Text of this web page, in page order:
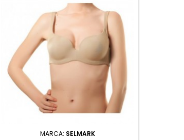
MARCA: SELMARK